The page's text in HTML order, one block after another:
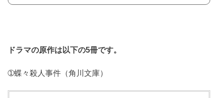
ドラマの原作は以下の5冊です。
➀蝶々殺人事件（角川文庫）